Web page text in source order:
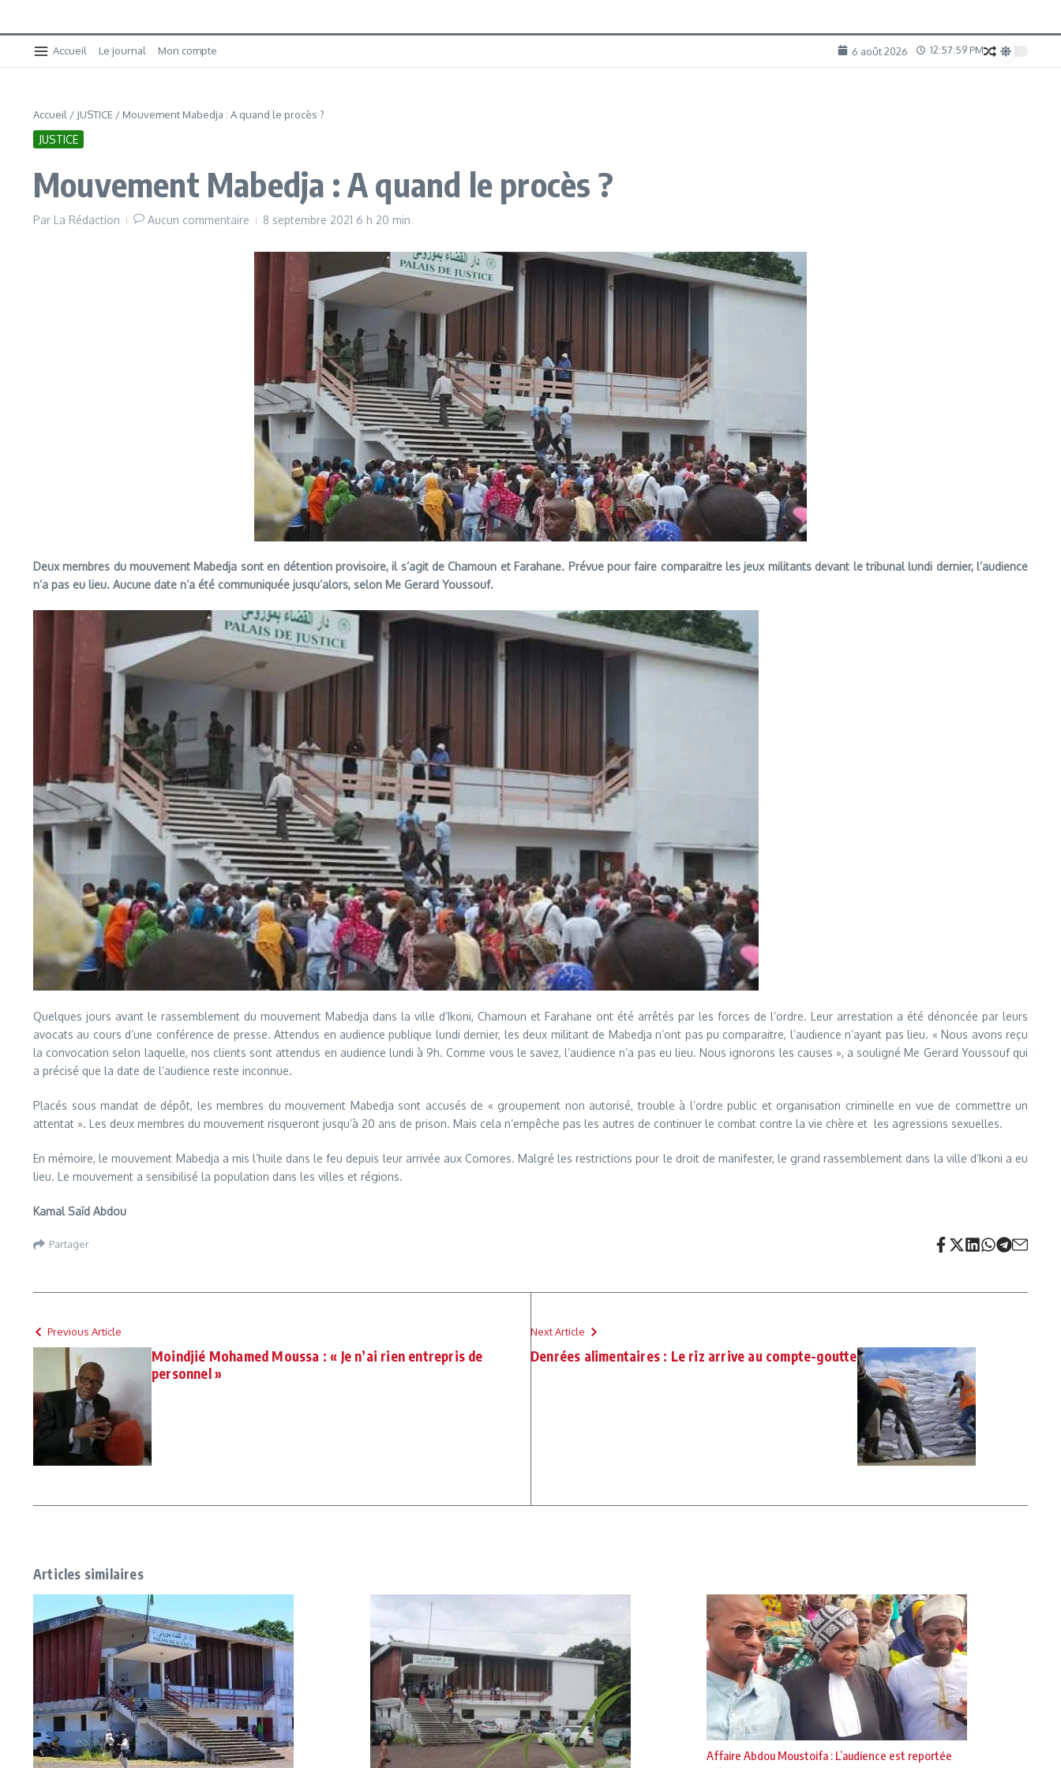
Accueil Le journal Mon compte 6 août 2026 12:58:00 PM
Accueil / JUSTICE / Mouvement Mabedja : A quand le procès ?
JUSTICE
Mouvement Mabedja : A quand le procès ?
Par La Rédaction Aucun commentaire 8 septembre 2021 6 h 20 min
Deux membres du mouvement Mabedja sont en détention provisoire, il s’agit de Chamoun et Farahane. Prévue pour faire comparaitre les jeux militants devant le tribunal lundi dernier, l’audience
n’a pas eu lieu. Aucune date n’a été communiquée jusqu’alors, selon Me Gerard Youssouf.
Quelques jours avant le rassemblement du mouvement Mabedja dans la ville d’Ikoni, Chamoun et Farahane ont été arrêtés par les forces de l’ordre. Leur arrestation a été dénoncée par leurs
avocats au cours d’une conférence de presse. Attendus en audience publique lundi dernier, les deux militant de Mabedja n’ont pas pu comparaitre, l’audience n’ayant pas lieu. « Nous avons reçu
la convocation selon laquelle, nos clients sont attendus en audience lundi à 9h. Comme vous le savez, l’audience n’a pas eu lieu. Nous ignorons les causes », a souligné Me Gerard Youssouf qui
a précisé que la date de l’audience reste inconnue.
Placés sous mandat de dépôt, les membres du mouvement Mabedja sont accusés de « groupement non autorisé, trouble à l’ordre public et organisation criminelle en vue de commettre un
attentat ». Les deux membres du mouvement risqueront jusqu’à 20 ans de prison. Mais cela n’empêche pas les autres de continuer le combat contre la vie chère et les agressions sexuelles.
En mémoire, le mouvement Mabedja a mis l’huile dans le feu depuis leur arrivée aux Comores. Malgré les restrictions pour le droit de manifester, le grand rassemblement dans la ville d’Ikoni a eu
lieu. Le mouvement a sensibilisé la population dans les villes et régions.
Kamal Saïd Abdou
Partager
Previous Article
Moindjié Mohamed Moussa : « Je n’ai rien entrepris de
personnel »
Next Article
Denrées alimentaires : Le riz arrive au compte-goutte
Articles similaires
Affaire Abdou Moustoifa : L’audience est reportée